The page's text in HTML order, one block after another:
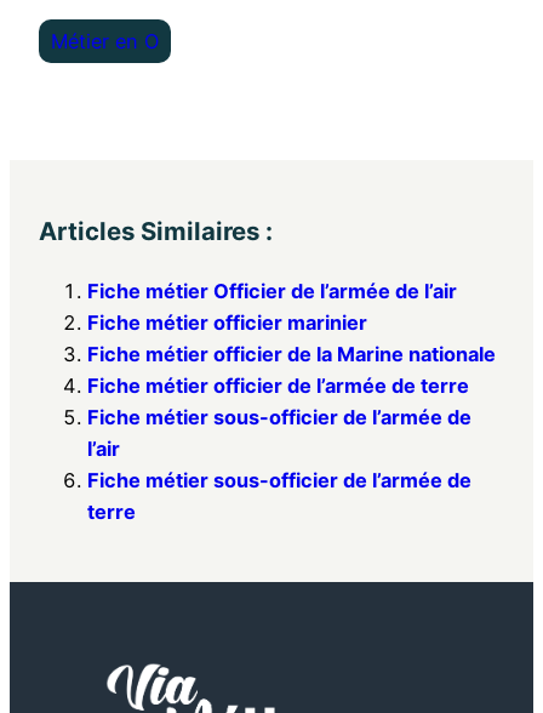
Métier en O
Articles Similaires :
Fiche métier Officier de l’armée de l’air
Fiche métier officier marinier
Fiche métier officier de la Marine nationale
Fiche métier officier de l’armée de terre
Fiche métier sous-officier de l’armée de
l’air
Fiche métier sous-officier de l’armée de
terre